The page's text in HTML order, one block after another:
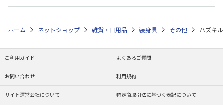
ホーム ネットショップ 雑貨・日用品 装身具 その他 ハズキ
ご利用ガイド よくあるご質問
お問い合わせ 利用規約
サイト運営会社について 特定商取引法に基づく表記について